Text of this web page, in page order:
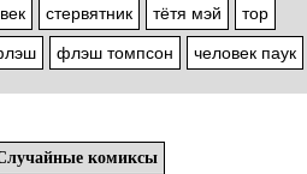
стервятник тётя мэй тор
флэш томпсон человек паук
комиксы